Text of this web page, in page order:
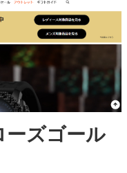
ズゴール